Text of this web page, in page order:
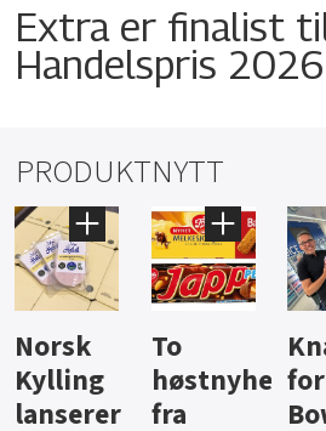
Extra er finalist
Handelspris 2026
PRODUKTNYTT
Knalltall
for Açai
Bowl
Aass vil
bli
førstevalg